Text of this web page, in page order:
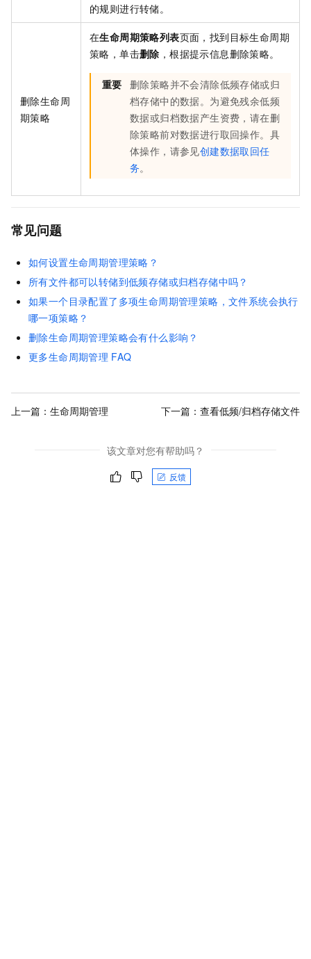
的规则进行转储。
删除生命周
期策略
在生命周期策略列表页面，找到目标生命周期
策略，单击删除 ，根据提示信息删除策略。
重要 删除策略并不会清除低频存储或归
档存储中的数据。为避免残余低频
数据或归档数据产生资费，请在删
除策略前对数据进行取回操作。具
体操作，请参见创建数据取回任
务。
常见问题
如何设置生命周期管理策略？
所有文件都可以转储到低频存储或归档存储中吗？
如果一个目录配置了多项生命周期管理策略，文件系统会执行
哪一项策略？
删除生命周期管理策略会有什么影响？
更多生命周期管理 FAQ
上一篇： 生命周期管理 下一篇： 查看低频/归档存储文件
该文章对您有帮助吗？
反馈